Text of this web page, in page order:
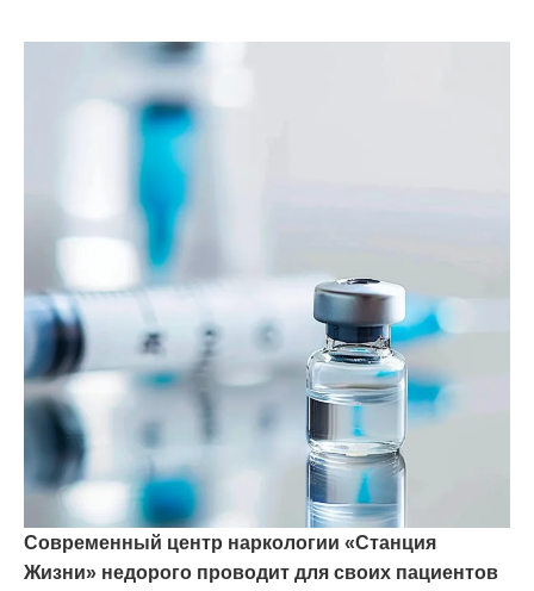
Современный центр наркологии «Станция
Жизни» недорого проводит для своих пациентов